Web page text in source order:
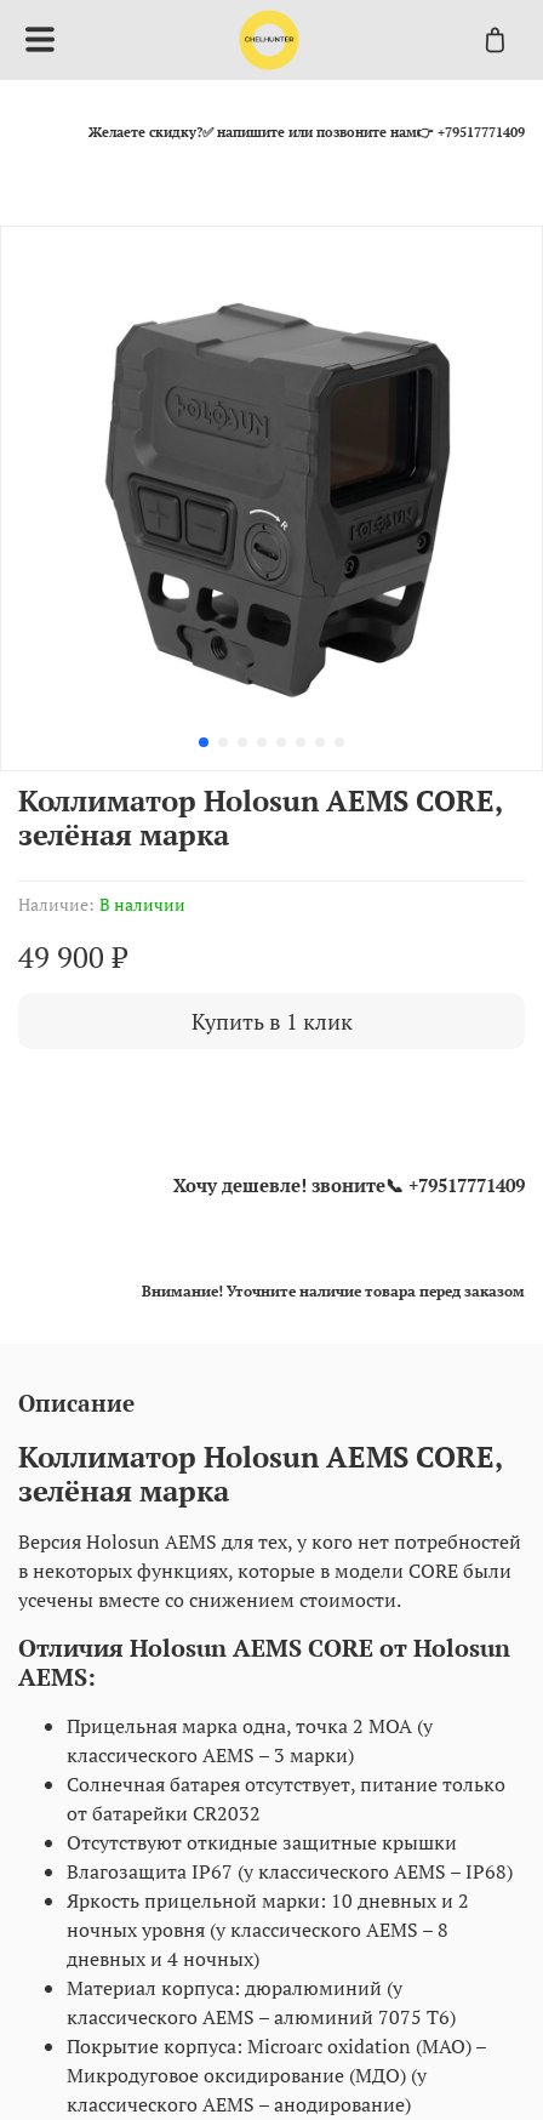
Желаете скидку?✅ напишите или позвоните нам👉 +79517771409
Наличие: В наличии
Коллиматор Holosun AEMS CORE,
зелёная марка
49 900 ₽
Купить в 1 клик
Хочу дешевле! звоните📞 +79517771409
Внимание! Уточните наличие товара перед заказом
Описание
Коллиматор Holosun AEMS CORE,
зелёная марка
Версия Holosun AEMS для тех, у кого нет потребностей
в некоторых функциях, которые в модели CORE были
усечены вместе со снижением стоимости.
Отличия Holosun AEMS CORE от Holosun
AEMS:
Прицельная марка одна, точка 2 MOA (у
классического AEMS – 3 марки)
Солнечная батарея отсутствует, питание только
от батарейки CR2032
Отсутствуют откидные защитные крышки
Влагозащита IP67 (у классического AEMS – IP68)
Яркость прицельной марки: 10 дневных и 2
ночных уровня (у классического AEMS – 8
дневных и 4 ночных)
Материал корпуса: дюралюминий (у
классического AEMS – алюминий 7075 T6)
Покрытие корпуса: Microarc oxidation (MAO) –
Микродуговое оксидирование (МДО) (у
классического AEMS – анодирование)